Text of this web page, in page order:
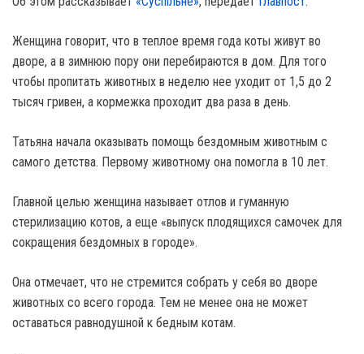
Женщина говорит, что в теплое время года коты живут во
дворе, а в зимнюю пору они перебираются в дом. Для того
чтобы пропитать животных в неделю нее уходит от 1,5 до 2
тысяч гривен, а кормежка проходит два раза в день.
Татьяна начала оказывать помощь бездомным животным с
самого детства. Первому животному она помогла в 10 лет.
Главной целью женщина называет отлов и гуманную
стерилизацию котов, а еще «выпуск плодящихся самочек для
сокращения бездомных в городе».
Она отмечает, что не стремится собрать у себя во дворе
животных со всего города. Тем не менее она не может
оставаться равнодушной к бедным котам.